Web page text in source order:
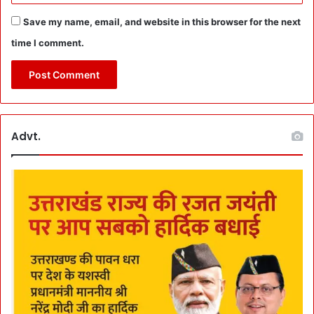
ला
फै
एं
’
श
ही
की
Save my name, email, and website in this browser for the next
time I comment.
Advt.